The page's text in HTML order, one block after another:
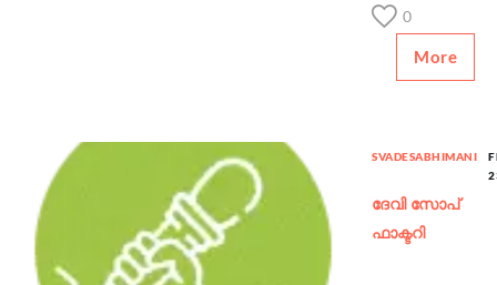
0
More
SVADESABHIMANI
ദേവി സോപ്
ഫാക്ടറി